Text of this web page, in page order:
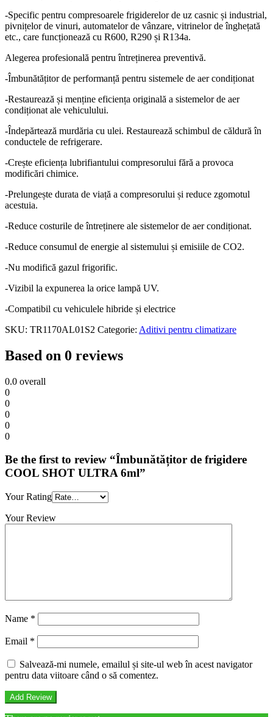
-Specific pentru compresoarele frigiderelor de uz casnic și industrial,
pivnițelor de vinuri, automatelor de vânzare, vitrinelor de înghețată
etc., care funcționează cu R600, R290 și R134a.
Alegerea profesională pentru întreținerea preventivă.
-Îmbunătățitor de performanță pentru sistemele de aer condiționat
-Restaurează și menține eficiența originală a sistemelor de aer
condiționat ale vehiculului.
-Îndepărtează murdăria cu ulei. Restaurează schimbul de căldură în
conductele de refrigerare.
-Crește eficiența lubrifiantului compresorului fără a provoca
modificări chimice.
-Prelungește durata de viață a compresorului și reduce zgomotul
acestuia.
-Reduce costurile de întreținere ale sistemelor de aer condiționat.
-Reduce consumul de energie al sistemului și emisiile de CO2.
-Nu modifică gazul frigorific.
-Vizibil la expunerea la orice lampă UV.
-Compatibil cu vehiculele hibride și electrice
SKU: TR1170AL01S2 Categorie: Aditivi pentru climatizare
Based on 0 reviews
0.0 overall
0
0
0
0
0
Be the first to review “Îmbunătățitor de frigidere
COOL SHOT ULTRA 6ml”
Your Rating
Your Review
Name *
Email *
Salvează-mi numele, emailul și site-ul web în acest navigator
pentru data viitoare când o să comentez.